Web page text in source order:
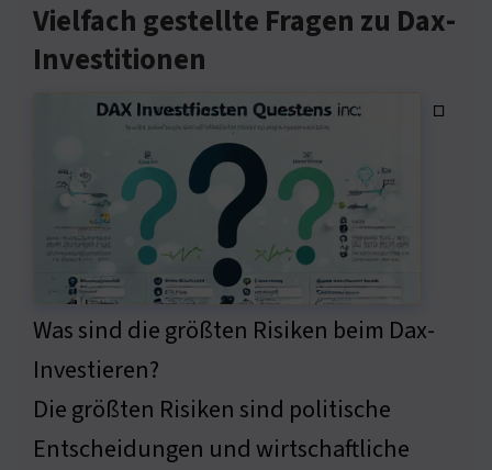
Vielfach gestellte Fragen zu Dax-
Investitionen
◽
Was sind die größten Risiken beim Dax-
Investieren?
Die größten Risiken sind politische
Entscheidungen und wirtschaftliche